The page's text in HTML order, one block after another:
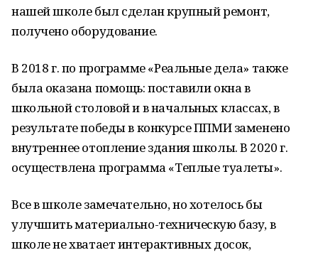
нашей школе был сделан крупный ремонт,
получено оборудование.
В 2018 г. по программе «Реальные дела» также
была оказана помощь: поставили окна в
школьной столовой и в начальных классах, в
результате победы в конкурсе ППМИ заменено
внутреннее отопление здания школы. В 2020 г.
осуществлена программа «Теплые туалеты».
Все в школе замечательно, но хотелось бы
улучшить материально-техническую базу, в
школе не хватает интерактивных досок,